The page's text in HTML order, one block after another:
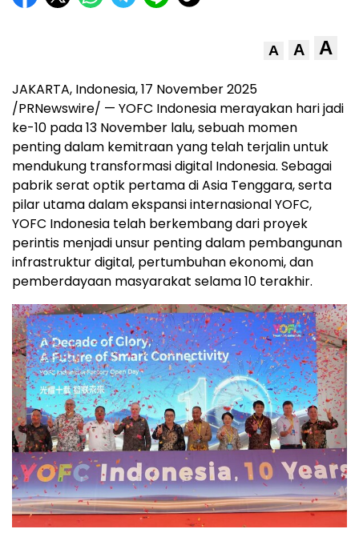
A A A
JAKARTA, Indonesia,17 November 2025
/PRNewswire/ — YOFC Indonesia merayakan hari jadi
ke-10 pada 13 November lalu, sebuah momen
penting dalam kemitraan yang telah terjalin untuk
mendukung transformasi digital Indonesia. Sebagai
pabrik serat optik pertama diAsia Tenggara, serta
pilar utama dalam ekspansi internasional YOFC,
YOFC Indonesia telah berkembang dari proyek
perintis menjadi unsur penting dalam pembangunan
infrastruktur digital, pertumbuhan ekonomi, dan
pemberdayaan masyarakat selama 10 terakhir.